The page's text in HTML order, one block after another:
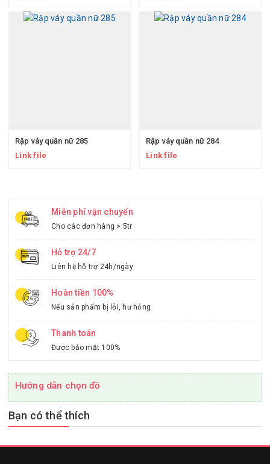
Rập váy quần nữ 285
Link file
Rập váy quần nữ 284
Link file
Miễn phí vận chuyển
Cho các đơn hàng > 5tr
Hỗ trợ 24/7
Liên hệ hỗ trợ 24h/ngày
Hoàn tiền 100%
Nếu sản phẩm bị lỗi, hư hỏng
Thanh toán
Được bảo mật 100%
Hướng dẫn chọn đồ
Bạn có thể thích